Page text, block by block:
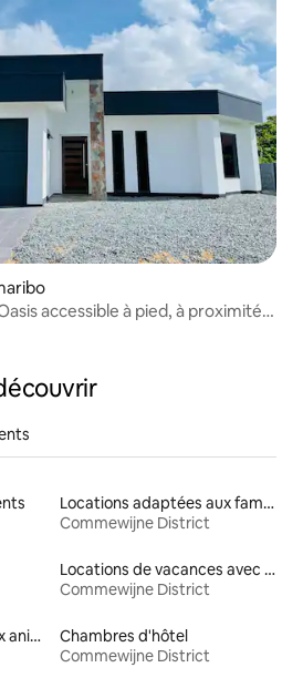
accessible à pied, à proximité
Locations adaptées aux familles
Commewijne District
Locations de vacances avec piscine
Commewijne District
Locations adaptées aux animaux
Chambres d'hôtel
Commewijne District